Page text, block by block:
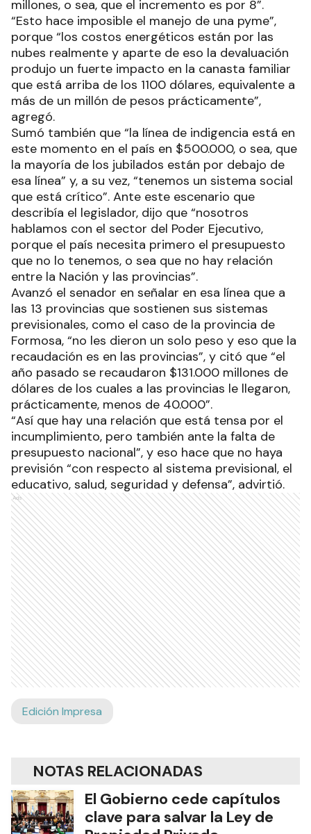
millones, o sea, que el incremento es por 8”.
“Esto hace imposible el manejo de una pyme”,
porque “los costos energéticos están por las
nubes realmente y aparte de eso la devaluación
produjo un fuerte impacto en la canasta familiar
que está arriba de los 1100 dólares, equivalente a
más de un millón de pesos prácticamente”,
agregó.
Sumó también que “la línea de indigencia está en
este momento en el país en $500.000, o sea, que
la mayoría de los jubilados están por debajo de
esa línea” y, a su vez, “tenemos un sistema social
que está crítico”. Ante este escenario que
describía el legislador, dijo que “nosotros
hablamos con el sector del Poder Ejecutivo,
porque el país necesita primero el presupuesto
que no lo tenemos, o sea que no hay relación
entre la Nación y las provincias”.
Avanzó el senador en señalar en esa línea que a
las 13 provincias que sostienen sus sistemas
previsionales, como el caso de la provincia de
Formosa, “no les dieron un solo peso y eso que la
recaudación es en las provincias”, y citó que “el
año pasado se recaudaron $131.000 millones de
dólares de los cuales a las provincias le llegaron,
prácticamente, menos de 40.000”.
“Así que hay una relación que está tensa por el
incumplimiento, pero también ante la falta de
presupuesto nacional”, y eso hace que no haya
previsión “con respecto al sistema previsional, el
educativo, salud, seguridad y defensa”, advirtió.
Ads
Edición Impresa
NOTAS RELACIONADAS
El Gobierno cede capítulos
clave para salvar la Ley de